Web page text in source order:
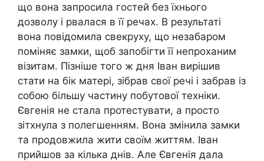
що вона запросила гостей без їхнього
дозволу і рвалася в її речах. В результаті
вона повідомила свекруху, що незабаром
поміняє замки, щоб запобігти її непроханим
візитам. Пізніше того ж дня Іван вирішив
стати на бік матері, зібрав свої речі і забрав із
собою більшу частину побутової техніки.
Євгенія не стала протестувати, а просто
зітхнула з полегшенням. Вона змінила замки
та продовжила жити своїм життям. Іван
прийшов за кілька днів. Але Євгенія дала